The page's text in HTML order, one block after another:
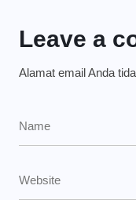
Leave a
Alamat email Anda